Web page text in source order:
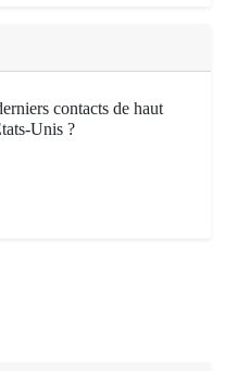
contacts de haut
Unis ?